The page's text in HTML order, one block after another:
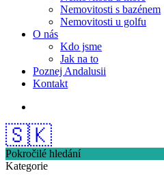
Nemovitosti s bazénem
Nemovitosti u golfu
O nás
Kdo jsme
Jak na to
Poznej Andalusii
Kontakt
🇸🇰
Pokročilé hledání
Kategorie